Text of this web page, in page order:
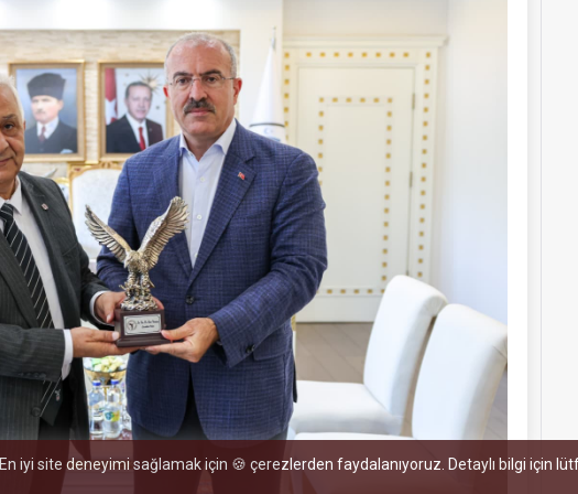
En iyi site deneyimi sağlamak için 🍪 çerezlerden faydalanıyoruz. Detaylı bilgi için